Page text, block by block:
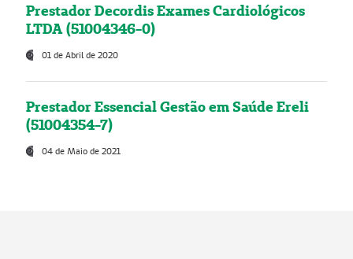
Prestador Decordis Exames Cardiológicos
LTDA (51004346-0)
01 de Abril de 2020
Prestador Essencial Gestão em Saúde Ereli
(51004354-7)
04 de Maio de 2021